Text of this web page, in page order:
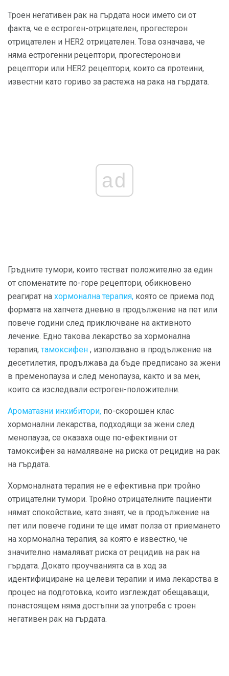
Троен негативен рак на гърдата носи името си от
факта, че е естроген-отрицателен, прогестерон
отрицателен и HER2 отрицателен. Това означава, че
няма естрогенни рецептори, прогестеронови
рецептори или HER2 рецептори, които са протеини,
известни като гориво за растежа на рака на гърдата.
ad
Гръдните тумори, които тестват положително за един
от споменатите по-горе рецептори, обикновено
реагират на хормонална терапия, която се приема под
формата на хапчета дневно в продължение на пет или
повече години след приключване на активното
лечение. Едно такова лекарство за хормонална
терапия, тамоксифен , използвано в продължение на
десетилетия, продължава да бъде предписано за жени
в пременопауза и след менопауза, както и за мен,
които са изследвали естроген-положителни.
Ароматазни инхибитори, по-скорошен клас
хормонални лекарства, подходящи за жени след
менопауза, се оказаха още по-ефективни от
тамоксифен за намаляване на риска от рецидив на рак
на гърдата.
Хормоналната терапия не е ефективна при тройно
отрицателни тумори. Тройно отрицателните пациенти
нямат спокойствие, като знаят, че в продължение на
пет или повече години те ще имат полза от приемането
на хормонална терапия, за която е известно, че
значително намаляват риска от рецидив на рак на
гърдата. Докато проучванията са в ход за
идентифициране на целеви терапии и има лекарства в
процес на подготовка, които изглеждат обещаващи,
понастоящем няма достъпни за употреба с троен
негативен рак на гърдата.